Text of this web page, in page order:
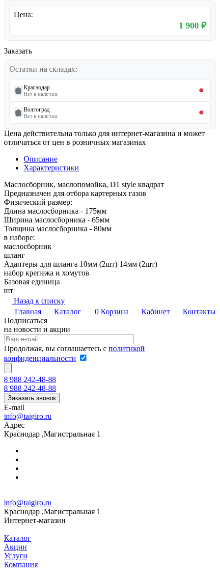
Цена:
1 900 ₽
Заказать
Остатки на складах:
Краснодар
Нет в наличии
Волгоград
Нет в наличии
Цена действительна только для интернет-магазина и может
отличаться от цен в розничных магазинах
Описание
Характеристики
Маслосборник, маслопомойка, D1 style квадрат
Предназначен для отбора картерных газов
Физический размер:
Длина маслосборника - 175мм
Ширина маслосборника - 65мм
Толщина маслосборника - 80мм
в наборе:
маслосборник
шланг
Адаптеры для шланга 10мм (2шт) 14мм (2шт)
набор крепежа и хомутов
Базовая единица
шт
Назад к списку
Главная
Каталог 0 Корзина Кабинет
Контакты
Подписаться
на новости и акции
Продолжая, вы соглашаетесь с политикой
конфиденциальности
8 988 242-48-88
8 988 242-48-88
Заказать звонок
E-mail
info@taigiro.ru
Адрес
Краснодар ,Магистральная 1
info@taigiro.ru
Краснодар ,Магистральная 1
Интернет-магазин
Каталог
Акции
Услуги
Компания